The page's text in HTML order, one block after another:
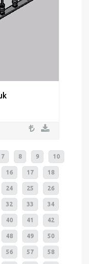
7 8 9 10
16 17 18
24 25 26
32 33 34
40 41 42
48 49 50
56 57 58